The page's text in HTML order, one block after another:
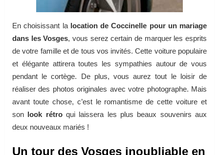
En choisissant la location de Coccinelle pour un mariage
dans les Vosges, vous serez certain de marquer les esprits
de votre famille et de tous vos invités. Cette voiture populaire
et élégante attirera toutes les sympathies autour de vous
pendant le cortège. De plus, vous aurez tout le loisir de
réaliser des photos originales avec votre photographe. Mais
avant toute chose, c’est le romantisme de cette voiture et
son look rétroqui laissera les plus beaux souvenirs aux
deux nouveaux mariés !
Un tour des Vosges inoubliable en